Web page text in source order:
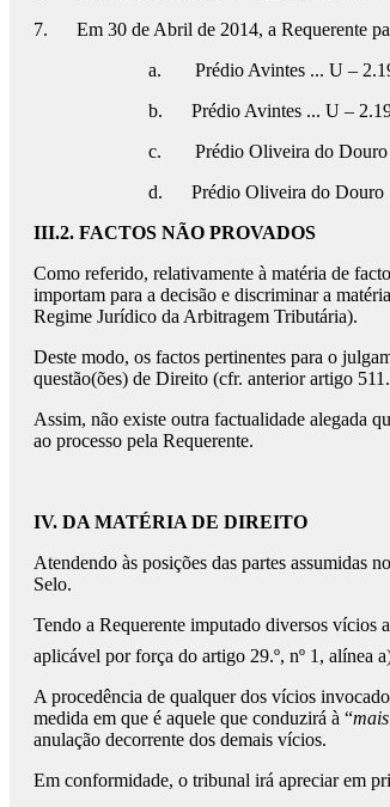
7. Em 30 de Abril de 2014, a Requerente
a. Prédio Avintes ... U –
b. Prédio Avintes ... U –
c. Prédio Oliveira do Douro
d. Prédio Oliveira do Douro
III.2. FACTOS NÃO PROVADOS
Como referido, relativamente à matéria de
importam para a decisão e discriminar a
Regime Jurídico da Arbitragem Tributária).
Deste modo, os factos pertinentes para o
questão(ões) de Direito (cfr. anterior artigo
Assim, não existe outra factualidade alegada
ao processo pela Requerente.
IV. DA MATÉRIA DE DIREITO
Atendendo às posições das partes assumidas
Selo.
Tendo a Requerente imputado diversos vícios
aplicável por força do artigo 29.º, nº 1, alínea
A procedência de qualquer dos vícios
medida em que é aquele que conduzirá à “
anulação decorrente dos demais vícios.
Em conformidade, o tribunal irá apreciar em